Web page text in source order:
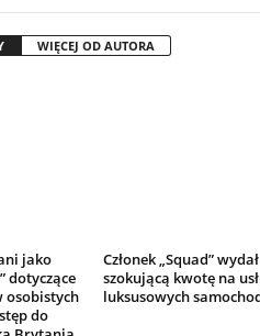
WIĘCEJ OD AUTORA
jako
dotyczące
osobistych
do
Członek „Squad” wydał
szokującą kwotę na
luksusowych